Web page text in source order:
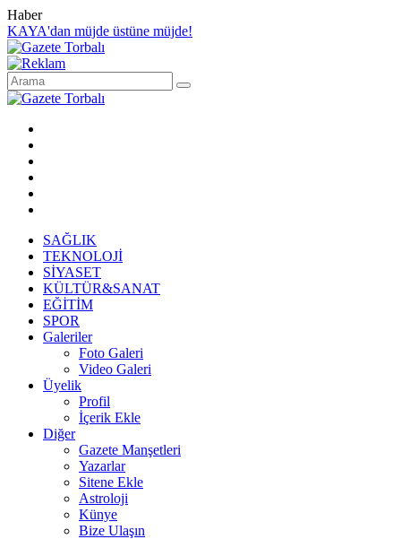
Haber
KAYA'dan müjde üstüne müjde!
SAĞLIK
TEKNOLOJİ
SİYASET
KÜLTÜR&SANAT
EĞİTİM
SPOR
Galeriler
Foto Galeri
Video Galeri
Üyelik
Profil
İçerik Ekle
Diğer
Gazete Manşetleri
Yazarlar
Sitene Ekle
Astroloji
Künye
Bize Ulaşın